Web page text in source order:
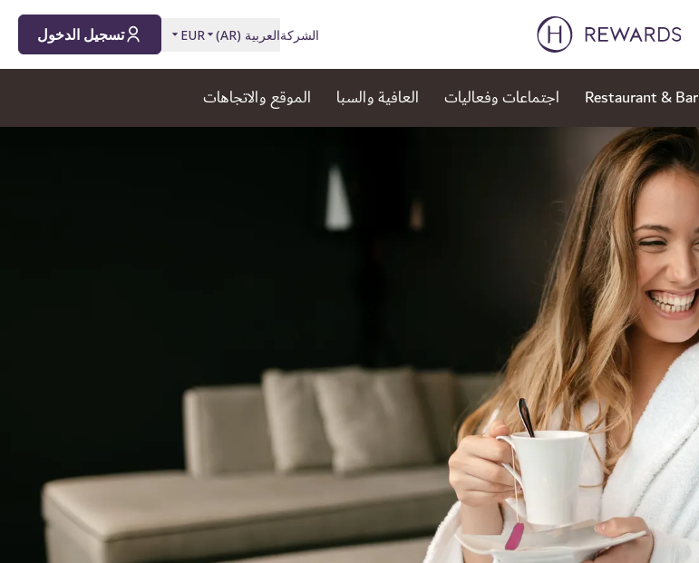
الشركةالعربية (
AR
)
EUR تسجيل الدخول
Restaurant & Bar اجتماعات وفعاليات العافية والسبا الموقع والاتجاهات